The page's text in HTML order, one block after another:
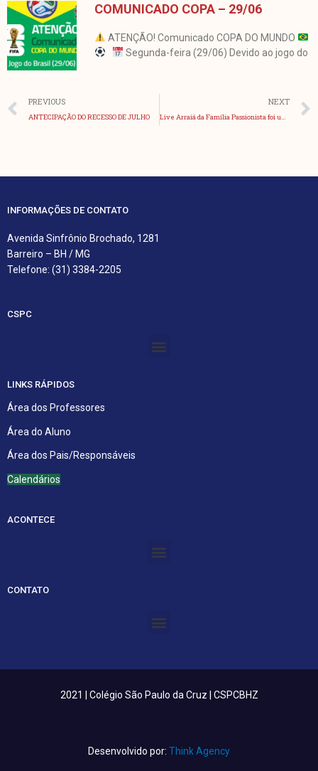
COMUNICADO COPA – 29/06
ATENÇÃO! Comunicado COPA DO MUNDO
Segunda-feira (29/06) Devido ao jogo do
Anterior
PREVIOUS
ANTECIPAÇÃO DO RECESSO DE JULHO
NEXT
INFORMAÇÕES DE CONTATO
Avenida Sinfrônio Brochado, 1281
Barreiro – BH / MG
Telefone: (31) 3384-2205
CSPC
Menu
LINKS RÁPIDOS
Área dos Professores
Área do Aluno
Área dos Pais/Responsáveis
Calendários
ACONTECE
Menu
CONTATO
Menu
2021 | Colégio São Paulo da Cruz | CSPCBHZ
Desenvolvido por: Think Agency